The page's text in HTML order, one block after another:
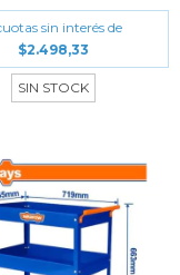
sin interés de
$2.498,33
SIN STOCK